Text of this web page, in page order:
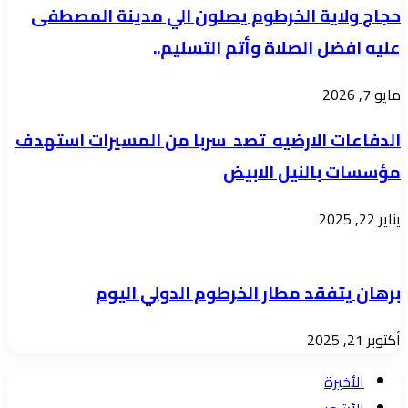
حجاج ولاية الخرطوم يصلون الي مدينة المصطفى
عليه افضل الصلاة وأتم التسليم..
مايو 7, 2026
الدفاعات الارضيه تصد سربا من المسيرات استهدف
مؤسسات بالنيل الابيض
يناير 22, 2025
برهان يتفقد مطار الخرطوم الدولي اليوم
أكتوبر 21, 2025
الأخيرة